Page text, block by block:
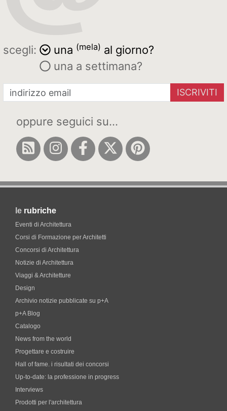
scegli: una (mela) al giorno?
una a settimana?
ISCRIVITI
oppure seguici su...
le rubriche
Eventi di Architettura
Corsi di Formazione per Architetti
Concorsi di Architettura
Notizie di Architettura
Viaggi & Architetture
Design
Archivio notizie pubblicate su p+A
p+A Blog
Catalogo
News from the world
Progettare e costruire
Hall of fame. i risultati dei concorsi
Up-to-date: la professione in progress
Interviews
Prodotti per l'architettura